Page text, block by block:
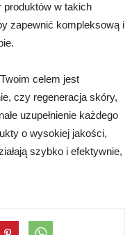
produktów w takich
zapewnić kompleksową i
celem jest
czy regeneracja skóry,
uzupełnienie każdego
o wysokiej jakości,
szybko i efektywnie,